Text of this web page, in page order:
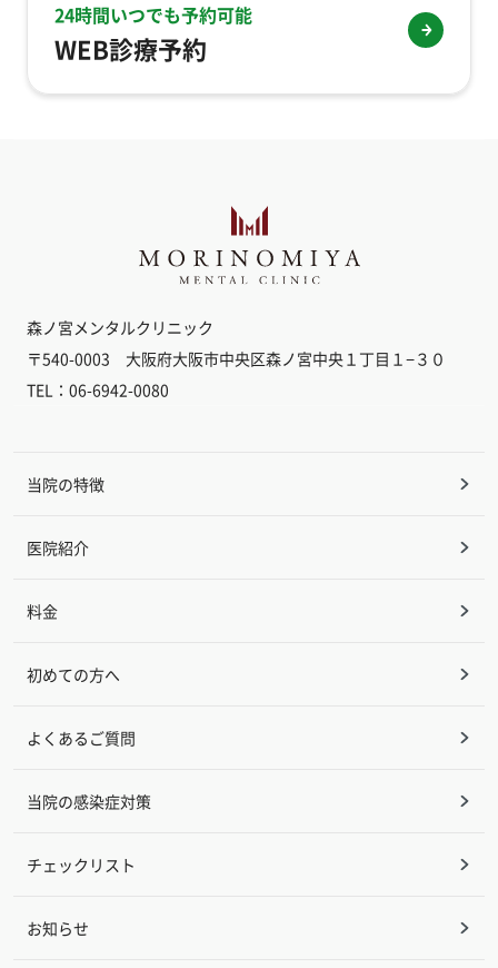
24時間いつでも予約可能
WEB診療予約
森ノ宮メンタルクリニック
〒540-0003 大阪府大阪市中央区森ノ宮中央１丁目１−３０
TEL：06-6942-0080
当院の特徴
医院紹介
料金
初めての方へ
よくあるご質問
当院の感染症対策
チェックリスト
お知らせ